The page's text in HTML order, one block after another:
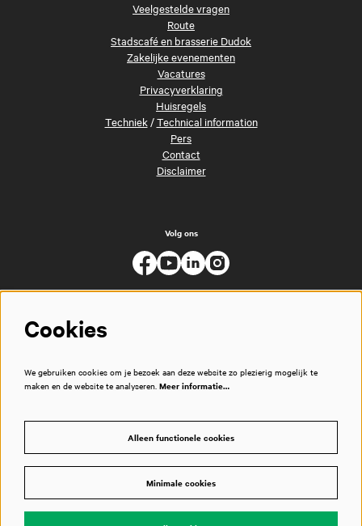
Veelgestelde vragen
Route
Stadscafé en brasserie Dudok
Zakelijke evenementen
Vacatures
Privacyverklaring
Huisregels
Techniek/Technical information
Pers
Contact
Disclaimer
Volg ons
Cookies
We gebruiken cookies om je bezoek aan deze website zo plezierig mogelijk te
maken en de website te analyseren. Meer informatie…
Alleen functionele cookies
Minimale cookies